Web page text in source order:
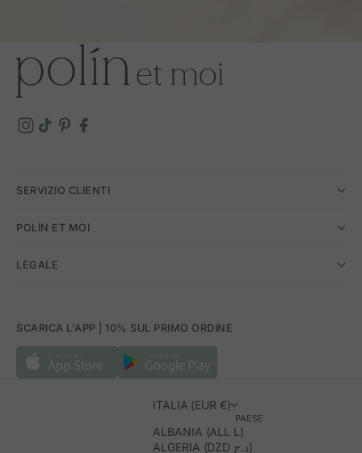
SERVIZIO CLIENTI
POLÍN ET MOI
LEGALE
SCARICA L'APP | 10% SUL PRIMO ORDINE
ITALIA (EUR €)
PAESE
ALBANIA (ALL L)
ALGERIA (DZD د.ج)